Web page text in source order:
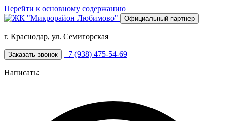
Перейти к основному содержанию
Официальный партнер
г. Краснодар, ул. Семигорская
Заказать звонок +7 (938) 475-54-69
Написать: